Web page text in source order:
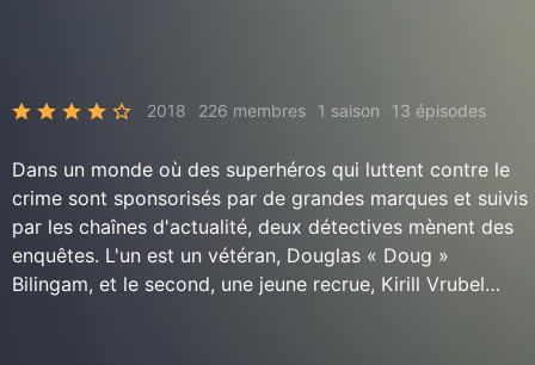
2018 226 membres 1 saison 13 épisodes
Dans un monde où des superhéros qui luttent contre le
crime sont sponsorisés par de grandes marques et suivis
par les chaînes d'actualité, deux détectives mènent des
enquêtes. L'un est un vétéran, Douglas « Doug »
Bilingam, et le second, une jeune recrue, Kirill Vrubel…